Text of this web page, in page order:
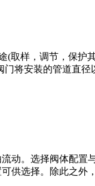
样，调节，保护
将安装的管道直径
动。选择阀体配置
供选择。除此之外